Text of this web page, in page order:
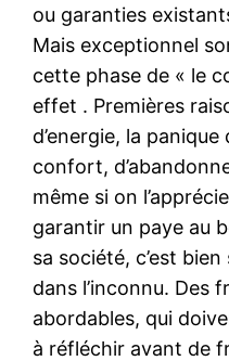
ou garanties
Mais exceptionnel
cette phase de « le
effet . Premières
d’energie, la
confort,
même si on
garantir un paye au
sa société, c’est
dans l’inconnu. Des
abordables, qui
à réfléchir avant de